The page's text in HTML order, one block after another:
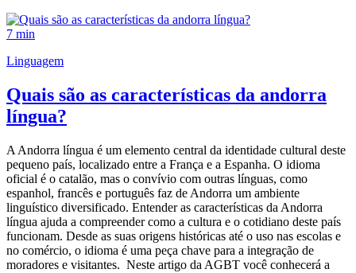
7 min
Linguagem
Quais são as características da andorra
língua?
A Andorra língua é um elemento central da identidade cultural deste
pequeno país, localizado entre a França e a Espanha. O idioma
oficial é o catalão, mas o convívio com outras línguas, como
espanhol, francês e português faz de Andorra um ambiente
linguístico diversificado. Entender as características da Andorra
língua ajuda a compreender como a cultura e o cotidiano deste país
funcionam. Desde as suas origens históricas até o uso nas escolas e
no comércio, o idioma é uma peça chave para a integração de
moradores e visitantes. Neste artigo da AGBT você conhecerá a